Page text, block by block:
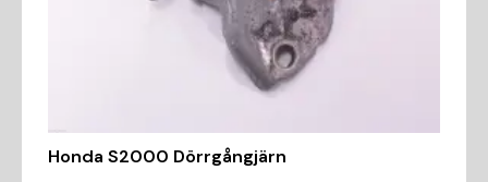
Honda S2000 Dörrgångjärn